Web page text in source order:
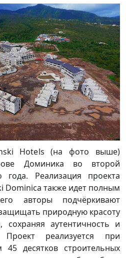
Hotels (на фото выше)
Доминика во второй
года. Реализация проекта
Dominica также идет полным
авторы подчёркивают
природную красоту
сохраняя аутентичность и
реализуется при
десятков строительных